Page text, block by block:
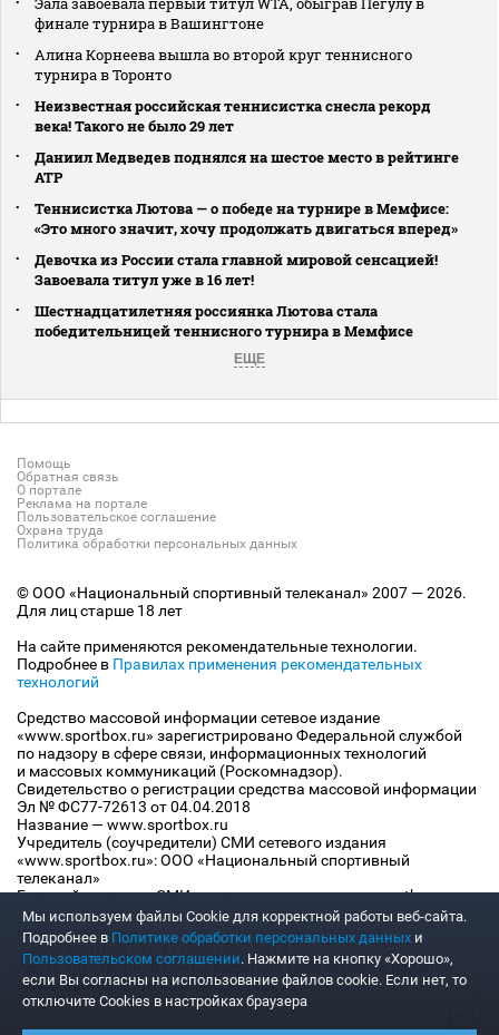
финале турнира в Вашингтоне
Алина Корнеева вышла во второй круг теннисного
турнира в Торонто
Неизвестная российская теннисистка снесла рекорд
века! Такого не было 29 лет
Даниил Медведев поднялся на шестое место в рейтинге
АТР
Теннисистка Лютова — о победе на турнире в Мемфисе:
«Это много значит, хочу продолжать двигаться вперед»
Девочка из России стала главной мировой сенсацией!
Завоевала титул уже в 16 лет!
Шестнадцатилетняя россиянка Лютова стала
победительницей теннисного турнира в Мемфисе
ЕЩЕ
Помощь
Обратная связь
О портале
Реклама на портале
Пользовательское соглашение
Охрана труда
Политика обработки персональных данных
© ООО «Национальный спортивный телеканал» 2007 — 2026.
Для лиц старше 18 лет
На сайте применяются рекомендательные технологии.
Подробнее в Правилах применения рекомендательных
технологий
Средство массовой информации сетевое издание
«www.sportbox.ru» зарегистрировано Федеральной службой
по надзору в сфере связи, информационных технологий
и массовых коммуникаций (Роскомнадзор).
Свидетельство о регистрации средства массовой информации
Эл № ФС77-72613 от 04.04.2018
Название — www.sportbox.ru
Учредитель (соучредители) СМИ сетевого издания
«www.sportbox.ru»: ООО «Национальный спортивный
телеканал»
Главный редактор СМИ сетевого издания «www.sportbox.ru»:
Конов В.А.
Номер телефона редакции СМИ сетевого издания
«www.sportbox.ru»: +7 (495) 653 8419
Адрес электронной почты редакции СМИ сетевого издания
«www.sportbox.ru»: editor@sportbox.ru
Мы используем файлы Сookie для корректной работы веб-сайта.
Подробнее в Политике обработки персональных данных и
Пользовательском соглашении. Нажмите на кнопку «Хорошо»,
если Вы согласны на использование файлов cookie. Если нет, то
отключите Cookies в настройках браузера